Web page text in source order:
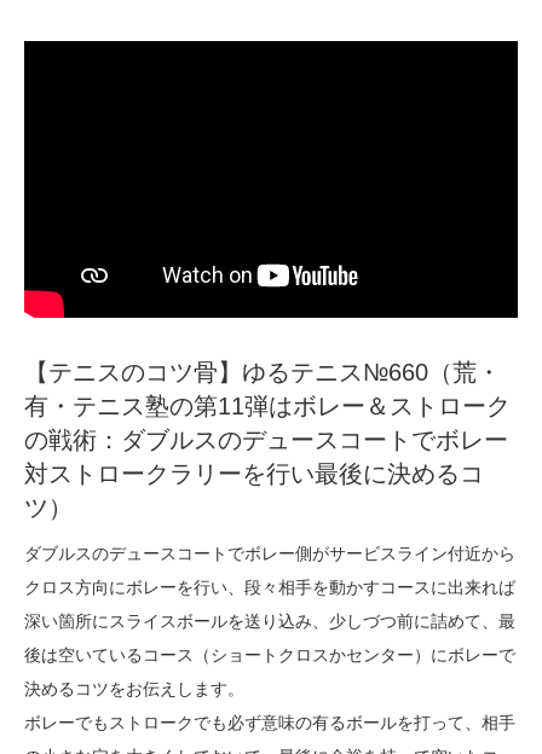
【テニスのコツ骨】ゆるテニス№660（荒・
有・テニス塾の第11弾はボレー＆ストローク
の戦術：ダブルスのデュースコートでボレー
対ストロークラリーを行い最後に決めるコ
ツ）
ダブルスのデュースコートでボレー側がサービスライン付近から
クロス方向にボレーを行い、段々相手を動かすコースに出来れば
深い箇所にスライスボールを送り込み、少しづつ前に詰めて、最
後は空いているコース（ショートクロスかセンター）にボレーで
決めるコツをお伝えします。
ボレーでもストロークでも必ず意味の有るボールを打って、相手